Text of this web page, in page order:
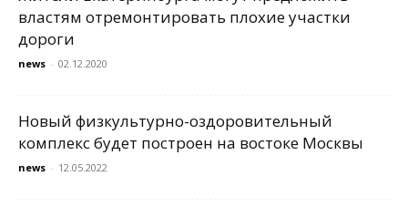
властям отремонтировать плохие участки
дороги
news - 02.12.2020
Новый физкультурно-оздоровительный
комплекс будет построен на востоке Москвы
news - 12.05.2022